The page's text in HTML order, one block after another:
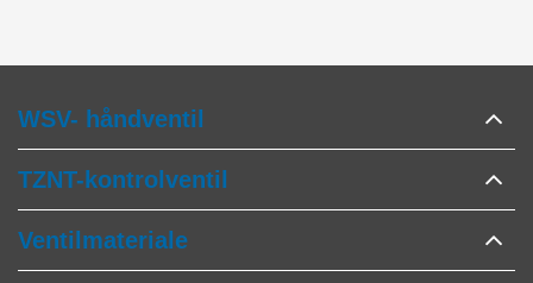
WSV- håndventil
TZNT-kontrolventil
Ventilmateriale